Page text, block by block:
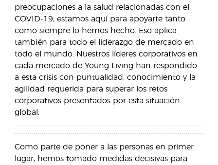
preocupaciones a la salud relacionadas con el
COVID-19, estamos aquí para apoyarte tanto
como siempre lo hemos hecho. Eso aplica
también para todo el liderazgo de mercado en
todo el mundo. Nuestros líderes corporativos en
cada mercado de Young Living han respondido
a esta crisis con puntualidad, conocimiento y la
agilidad requerida para superar los retos
corporativos presentados por esta situación
global.
Como parte de poner a las personas en primer
lugar, hemos tomado medidas decisivas para